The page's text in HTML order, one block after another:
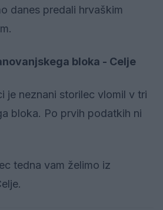
danes predali hrvaškim
bloka - Celje
je neznani storilec vlomil v tri
bloka. Po prvih podatkih ni
tedna vam želimo iz